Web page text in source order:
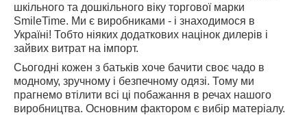
шкільного та дошкільного віку торгової марки
SmileTime. Ми є виробниками - і знаходимося в
Україні! Тобто ніяких додаткових націнок дилерів і
зайвих витрат на імпорт.
Сьогодні кожен з батьків хоче бачити своє чадо в
модному, зручному і безпечному одязі. Тому ми
прагнемо втілити всі ці побажання в речах нашого
виробництва. Основним фактором є вибір матеріалу.